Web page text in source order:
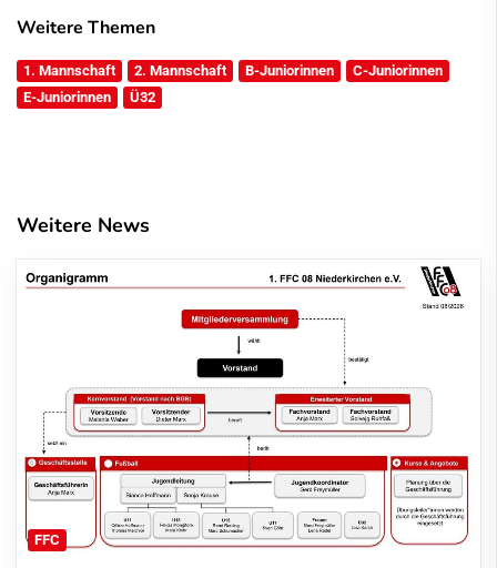
Weitere Themen
1. Mannschaft 2. Mannschaft B-Juniorinnen
C-Juniorinnen
E-Juniorinnen
Ü32
Weitere News
FFC